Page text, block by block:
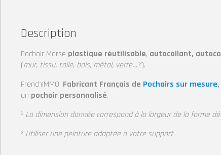
Description
Pochoir Morse plastique réutilisable, autocollant,
(mur, tissu, toile, bois, métal, verre… ²).
FrenchIMMO, Fabricant Français de Pochoirs sur mesure,
un pochoir personnalisé.
¹ La dimension donnée correspond à la largeurde la forme
² Utiliser une peinture adaptée à votre support.